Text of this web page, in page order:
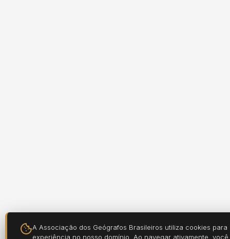
A Associação dos Geógrafos Brasileiros utiliza cookies para
experiência no nosso domínio. Ao navegar ativamente,